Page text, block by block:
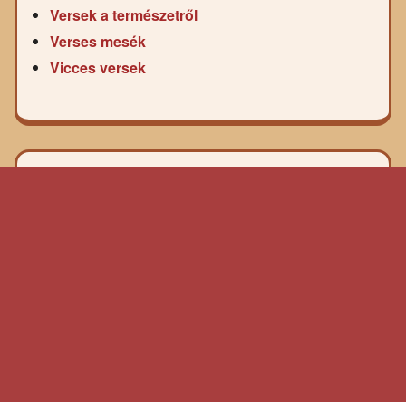
Versek a természetről
Verses mesék
Vicces versek